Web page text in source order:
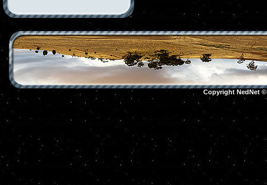
Copyright NedNet